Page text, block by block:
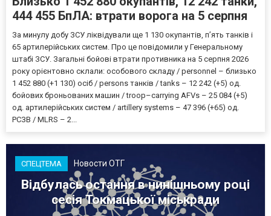
444 455 БпЛА: втрати ворога на 5 серпня
За минулу добу ЗСУ ліквідували ще 1 130 окупантів, пʼять танків і
65 артилерійських систем. Про це повідомили у Генеральному
штабі ЗСУ. Загальні бойові втрати противника на 5 серпня 2026
року орієнтовно склали: особового складу / personnel – близько
1 452 880 (+1 130) осіб / persons танків / tanks – 12 242 (+5) од.
бойових броньованих машин / troop–carrying AFVs – 25 084 (+5)
од. артилерійських систем / artillery systems – 47 396 (+65) од.
РСЗВ / MLRS – 2...
СПЕЦТЕМА Новости ОТГ
Відбулась остання в нинішньому році
сесія Токмацької міськради